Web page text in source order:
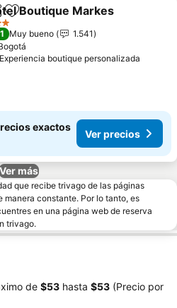
Agregar a favoritos
Boutique Markes
Muy bueno
1.541
Experiencia boutique personalizada
exactos
Ver precios
más
que recibe trivago de las páginas
manera constante. Por lo tanto, es
en una página web de reserva
trivago.
de ‎$53 hasta ‎$53 (Precio por